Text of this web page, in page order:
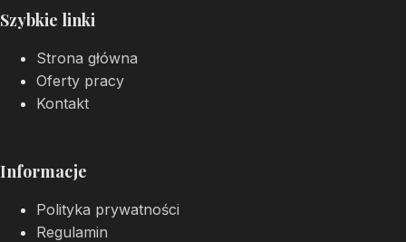
Szybkie linki
Strona główna
Oferty pracy
Kontakt
Informacje
Polityka prywatności
Regulamin